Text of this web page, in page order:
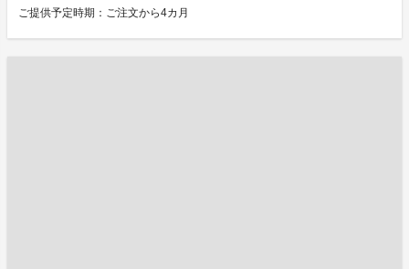
ご提供予定時期：ご注文から4カ月